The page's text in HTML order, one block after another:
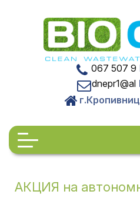
067 507 9
dnepr1@al
АКЦИЯ на